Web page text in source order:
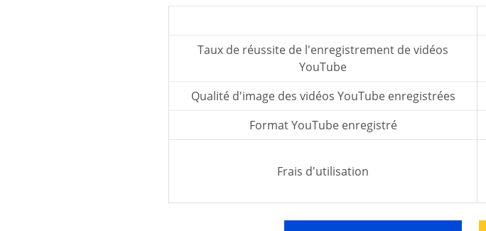
Taux de réussite de l'enregistrement de vidéos
YouTube
Qualité d'image des vidéos YouTube enregistrées
Format YouTube enregistré
Frais d'utilisation